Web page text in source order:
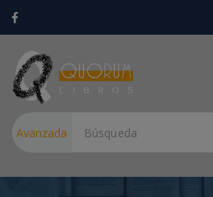
Avanzada